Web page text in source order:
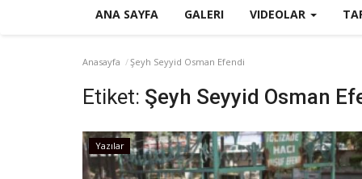
ANA SAYFA GALERI VIDEOLAR
Anasayfa Şeyh Seyyid Osman Efendi
Etiket: Şeyh Seyyid Osman
Yazılar